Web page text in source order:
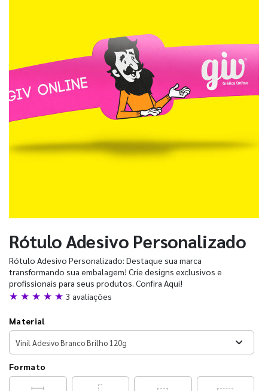
Rótulo Adesivo Personalizado
Rótulo Adesivo Personalizado: Destaque sua marca
transformando sua embalagem! Crie designs exclusivos e
profissionais para seus produtos. Confira Aqui!
★ ★ ★ ★ ★ 3 avaliações
Material
Formato